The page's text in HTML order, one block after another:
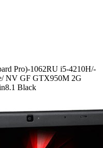
Pro)-1062RU i5-4210H/­
NV GF GTX950M 2G
Black